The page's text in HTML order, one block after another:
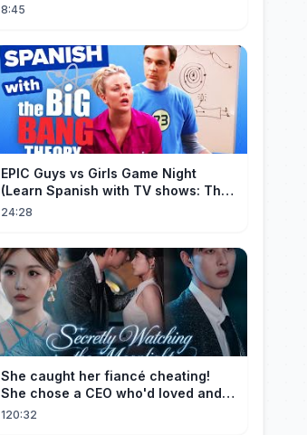
8:45
EPIC Guys vs Girls Game Night
(Learn Spanish with TV shows: The
Big Bang Theory)
24:28
She caught her fiancé cheating!
She chose a CEO who'd loved and
cherished her for years. ❤️
120:32